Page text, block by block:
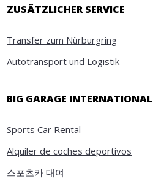
ZUSÄTZLICHER SERVICE
Transfer zum Nürburgring
Autotransport und Logistik
BIG GARAGE INTERNATIONAL
Sports Car Rental
Alquiler de coches deportivos
스포츠카 대여